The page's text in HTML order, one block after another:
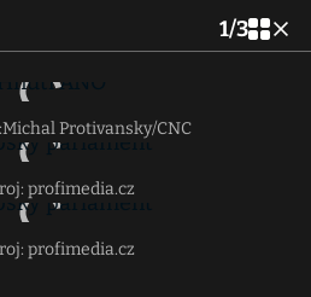
1/3
Protivansky/CNC
profimedia.cz
profimedia.cz